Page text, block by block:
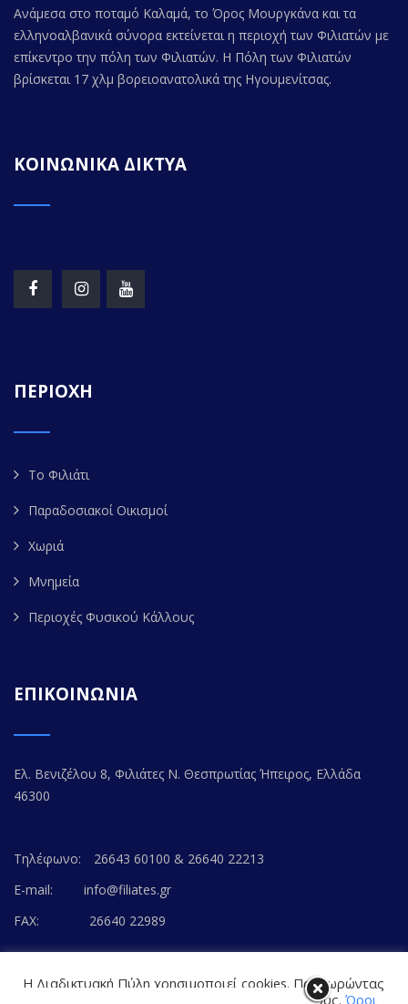
Ανάμεσα στο ποταμό Καλαμά, το Όρος Μουργκάνα και τα
ελληνοαλβανικά σύνορα εκτείνεται η περιοχή των Φιλιατών με
επίκεντρο την πόλη των Φιλιατών. Η Πόλη των Φιλιατών
βρίσκεται 17 χλμ βορειοανατολικά της Ηγουμενίτσας.
ΚΟΙΝΩΝΙΚΑ ΔΙΚΤΥΑ
ΠΕΡΙΟΧΗ
Το Φιλιάτι
Παραδοσιακοί Οικισμοί
Χωριά
Μνημεία
Περιοχές Φυσικού Κάλλους
ΕΠΙΚΟΙΝΩΝΙΑ
Ελ. Βενιζέλου 8, Φιλιάτες Ν. Θεσπρωτίας Ήπειρος, Ελλάδα
46300
Τηλέφωνο:
26643 60100 & 26640 22213
E-mail:
info@filiates.gr
FAX:
26640 22989
Η Διαδικτυακή Πύλη χρησιμοποιεί cookies. Προχωρώντας
στο περιεχόμενο, συναινείτε με την αποδοχή τους. Όροι